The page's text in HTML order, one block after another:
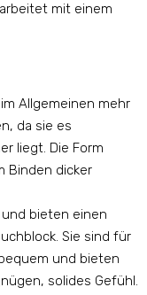
mit einem
Allgemeinen mehr
da sie es
liegt. Die Form
Binden dicker
bieten einen
Sie sind für
und bieten
solides Gefühl.